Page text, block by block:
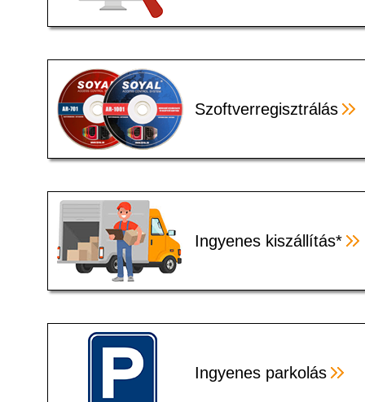
Szoftverregisztrálás
Ingyenes kiszállítás*
Ingyenes parkolás